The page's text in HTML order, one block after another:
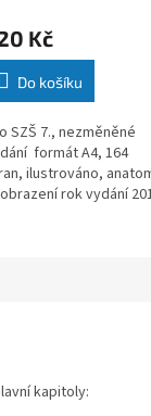
Kč
Do košíku
SZŠ 7., nezměněné
formát A4, 164
ilustrováno,
rok vydání
kapitoly: